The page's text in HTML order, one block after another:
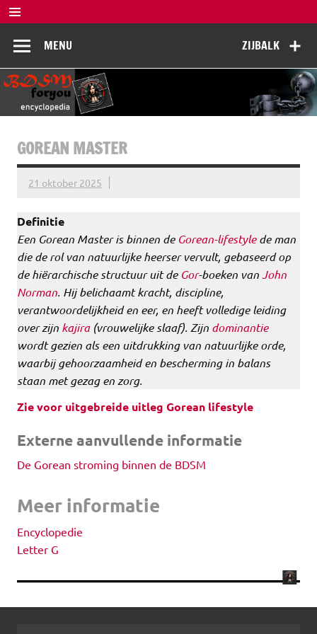
Doorgaan
naar
inhoud
BDSM
Encyclopedia
ZIJBALK
MENU
GOREAN MASTER
21 oktober 2025
Definitie
Een Gorean Masteris binnen de Gorean-lifestylede man
die de rol van natuurlijke heerser vervult, gebaseerd op
de hiërarchische structuur uit de Gor-boeken vanJohn
Norman. Hij belichaamt kracht, discipline,
verantwoordelijkheid en eer, en heeft volledige leiding
over zijn kajira(vrouwelijke slaaf). Zijn dominantie
wordt gezien als een uitdrukking van natuurlijke orde,
waarbij gehoorzaamheid en bescherming in balans
staan met gezag en zorg.
Zie voor uitgebreide uitleg Gorean lifestyle
Externe aanvullende informatie
De Gorean stroming binnen de BDSM
Meer informatie
Encyclopedie
Letter G